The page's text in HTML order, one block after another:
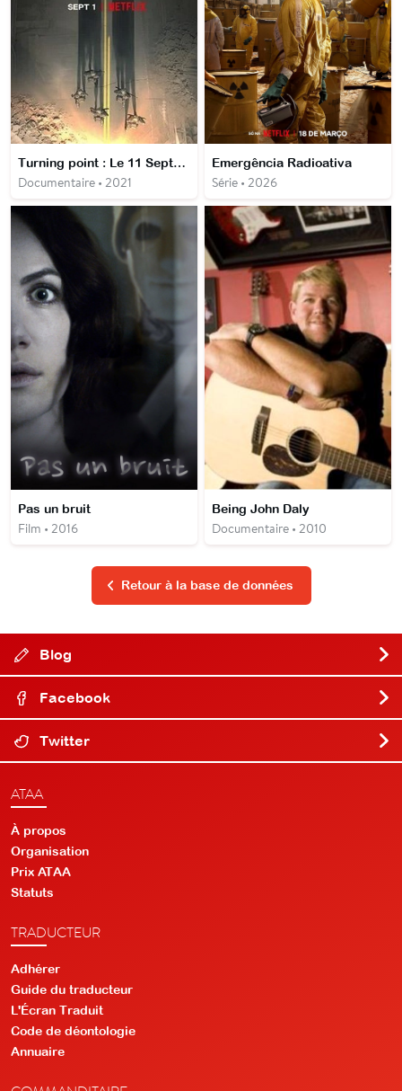
Turning point : Le 11 Septembre et la guerre contre le terrorisme
Documentaire • 2021
Emergência Radioativa
Série • 2026
Pas un bruit
Film • 2016
Being John Daly
Documentaire • 2010
Retour à la base de données
Blog
Facebook
Twitter
ATAA
À propos
Organisation
Prix ATAA
Statuts
TRADUCTEUR
Adhérer
Guide du traducteur
L'Écran Traduit
Code de déontologie
Annuaire